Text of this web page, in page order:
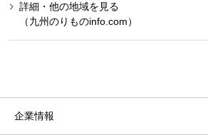
詳細・他の地域を見る
（九州のりものinfo.com）
企業情報